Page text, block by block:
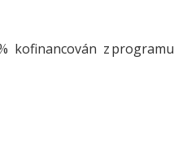
kofinancován z programu